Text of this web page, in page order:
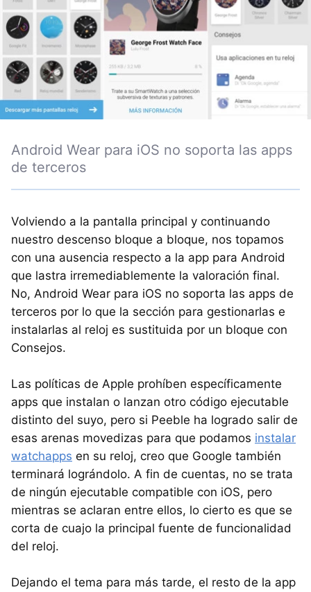
Android Wear para iOS no soporta las apps
de terceros
Volviendo a la pantalla principal y continuando
nuestro descenso bloque a bloque, nos topamos
con una ausencia respecto a la app para Android
que lastra irremediablemente la valoración final.
No, Android Wear para iOS no soporta las apps de
terceros por lo que la sección para gestionarlas e
instalarlas al reloj es sustituida por un bloque con
Consejos.
Las políticas de Apple prohíben específicamente
apps que instalan o lanzan otro código ejecutable
distinto del suyo, pero si Peeble ha logrado salir de
esas arenas movedizas para que podamos instalar
watchapps en su reloj, creo que Google también
terminará lográndolo. A fin de cuentas, no se trata
de ningún ejecutable compatible con iOS, pero
mientras se aclaran entre ellos, lo cierto es que se
corta de cuajo la principal fuente de funcionalidad
del reloj.
Dejando el tema para más tarde, el resto de la app